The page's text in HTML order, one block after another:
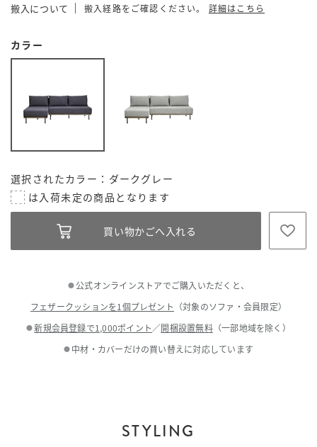
搬入について 搬入経路をご確認ください。 詳細はこちら
カラー
選択されたカラー：ダークグレー
● 公式オンラインストアでご購入いただくと、
フェザークッションを1個プレゼント （対象のソファ・会員限定）
●新規会員登録で1,000ポイント／開梱設置無料（一部地域を除く）
● 中材・カバーだけの買い替えに対応しています
STYLING